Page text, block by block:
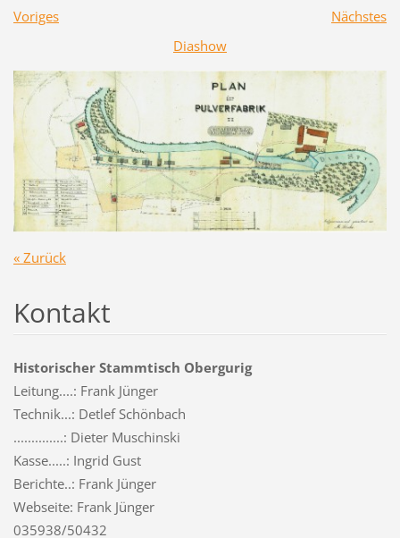
Voriges
Nächstes
Diashow
« Zurück
Kontakt
Historischer Stammtisch Obergurig
Leitung....: Frank Jünger
Technik...: Detlef Schönbach
..............: Dieter Muschinski
Kasse.....: Ingrid Gust
Berichte..: Frank Jünger
Webseite: Frank Jünger
035938/50432